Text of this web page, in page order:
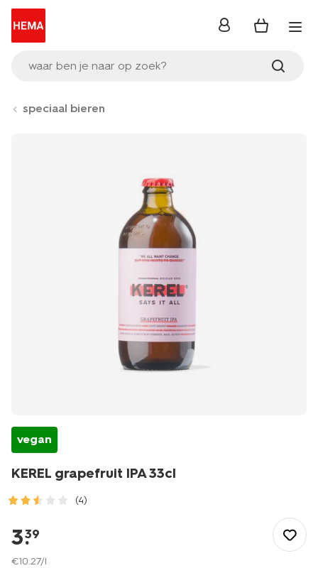
waar ben je naar op zoek?
inloggen
speciaal bieren
vegan
KEREL grapefruit IPA 33cl
(4)
drinken/bier/speciaal-
bieren/kerel-
grapefruit-
3.
39
€10.27/l